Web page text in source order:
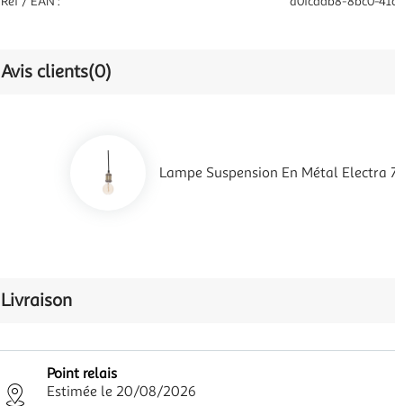
Avis clients(0)
Lampe Suspension En Métal Electra
Livraison
Point relais
Estimée le 20/08/2026